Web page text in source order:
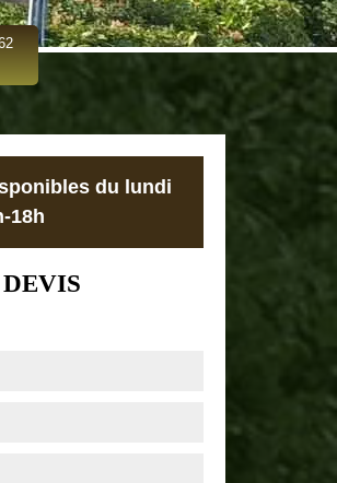
du lundi
18h